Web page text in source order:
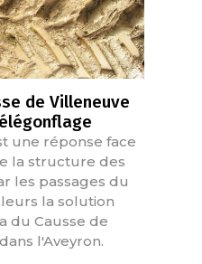
de Villeneuve
une réponse face
la structure des
les passages du
la solution
du Causse de
l'Aveyron.